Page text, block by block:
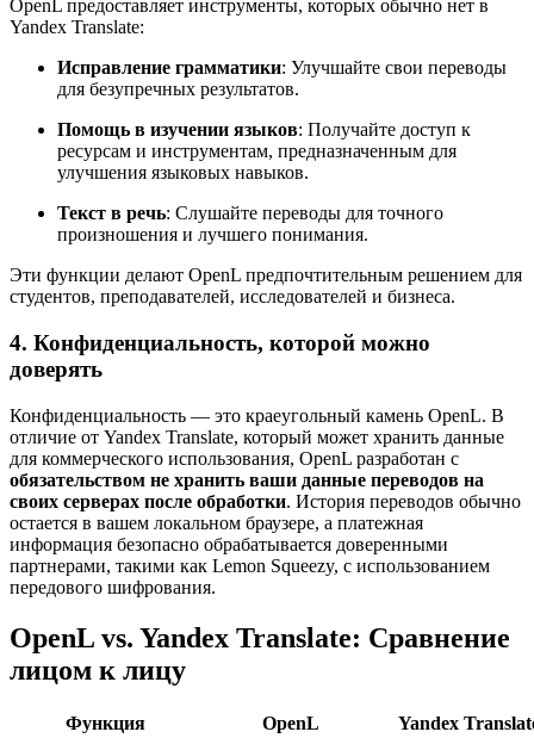
OpenL предоставляет инструменты, которых обычно нет в
Yandex Translate:
Исправление грамматики: Улучшайте свои переводы
для безупречных результатов.
Помощь в изучении языков: Получайте доступ к
ресурсам и инструментам, предназначенным для
улучшения языковых навыков.
Текст в речь: Слушайте переводы для точного
произношения и лучшего понимания.
Эти функции делают OpenL предпочтительным решением для
студентов, преподавателей, исследователей и бизнеса.
4. Конфиденциальность, которой можно
доверять
Конфиденциальность — это краеугольный камень OpenL. В
отличие от Yandex Translate, который может хранить данные
для коммерческого использования, OpenL разработан с
обязательством не хранить ваши данные переводов на
своих серверах после обработки. История переводов обычно
остается в вашем локальном браузере, а платежная
информация безопасно обрабатывается доверенными
партнерами, такими как Lemon Squeezy, с использованием
передового шифрования.
OpenL vs. Yandex Translate: Сравнение
лицом к лицу
Функция OpenL Yandex